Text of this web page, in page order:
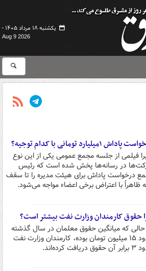
یکشنبه ۱۸ مرداد ۱۴۰۵ -
Aug 9 2026
۱میلیارد تومانی با کدام توجیه؟
فیلمی از جلسه مجمع عمومی یکی از این نوع
در رسانه‌ها پخش شده است که رئیس
درخواست پاداش برای هیئت مدیره را تا سقف
ظاهراً با اعتراض برخی اعضاء مواجه می‌شود.
حقوق کارمندان وزارت نفت بیشتر است؟
که میانگین حقوق معلمان در سال گذشته
حدود ۱۵ میلیون تومان بوده، کارمندان وزارت نفت
کرده‌اند.